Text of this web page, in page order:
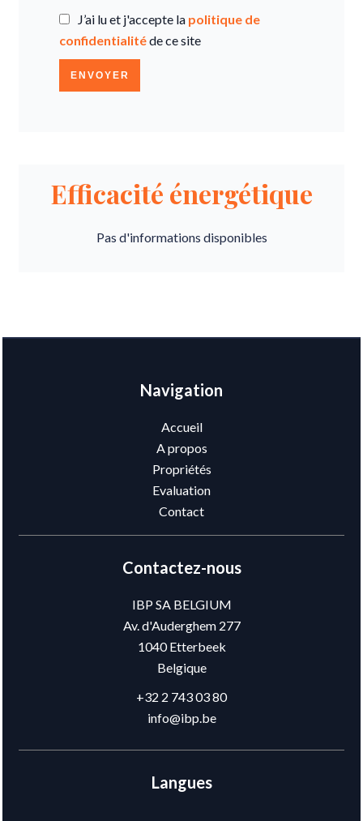
J’ai lu et j'accepte la politique de
confidentialitéde ce site
ENVOYER
Efficacité énergétique
Pas d'informations disponibles
Navigation
Accueil
A propos
Propriétés
Evaluation
Contact
Contactez-nous
IBP SA BELGIUM
Av. d'Auderghem 277
1040Etterbeek
Belgique
+32 2 743 03 80
info@ibp.be
Langues